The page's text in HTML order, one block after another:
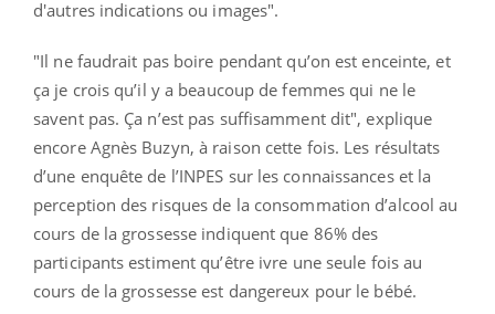
d'autres indications ou images".
"Il ne faudrait pas boire pendant qu’on est enceinte, et
ça je crois qu’il y a beaucoup de femmes qui ne le
savent pas. Ça n’est pas suffisamment dit", explique
encore Agnès Buzyn, à raison cette fois. Les résultats
d’une enquête de l’INPES sur les connaissances et la
perception des risques de la consommation d’alcool au
cours de la grossesse indiquent que 86% des
participants estiment qu’être ivre une seule fois au
cours de la grossesse est dangereux pour le bébé.